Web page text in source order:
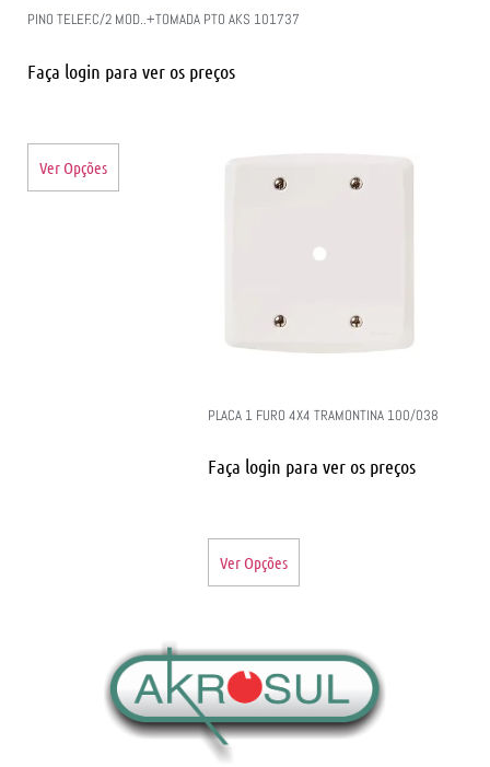
PINO TELEF.C/2 MOD..+TOMADA PTO AKS 101737
Faça login para ver os preços
Ver Opções
PLACA 1 FURO 4X4 TRAMONTINA 100/038
Faça login para ver os preços
Ver Opções